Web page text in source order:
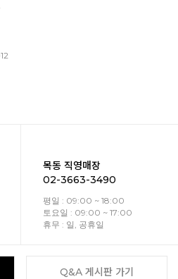
목동 직영매장
02-3663-3490
평일 : 09:00 ~ 18:00
토요일 : 09:00 ~ 17:00
휴무 : 일, 공휴일
Q&A 게시판 가기